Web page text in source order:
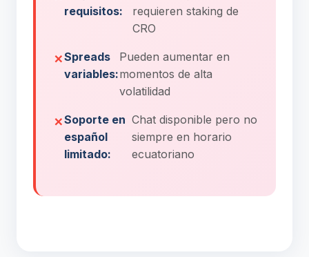
requisitos:
requieren staking de
CRO
Spreads
variables:
Pueden aumentar en
momentos de alta
volatilidad
Soporte en
español
limitado:
Chat disponible pero no
siempre en horario
ecuatoriano